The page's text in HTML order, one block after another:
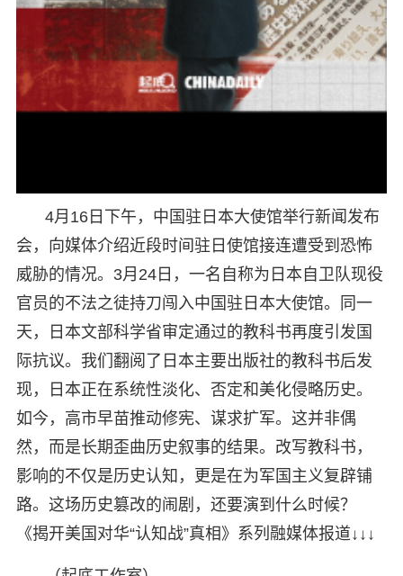
4月16日下午，中国驻日本大使馆举行新闻发布
会，向媒体介绍近段时间驻日使馆接连遭受到恐怖
威胁的情况。3月24日，一名自称为日本自卫队现役
官员的不法之徒持刀闯入中国驻日本大使馆。同一
天，日本文部科学省审定通过的教科书再度引发国
际抗议。我们翻阅了日本主要出版社的教科书后发
现，日本正在系统性淡化、否定和美化侵略历史。
如今，高市早苗推动修宪、谋求扩军。这并非偶
然，而是长期歪曲历史叙事的结果。改写教科书，
影响的不仅是历史认知，更是在为军国主义复辟铺
路。这场历史篡改的闹剧，还要演到什么时候？
《揭开美国对华“认知战”真相》系列融媒体报道↓↓↓